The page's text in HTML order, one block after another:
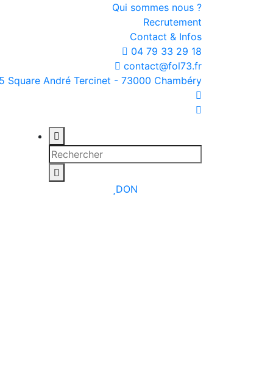
Qui sommes nous ?
Recrutement
Contact & Infos
04 79 33 29 18
contact@fol73.fr
Square André Tercinet - 73000 Chambéry
DON